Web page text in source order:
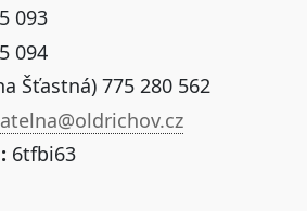
093
094
Šťastná) 775 280 562
6tfbi63